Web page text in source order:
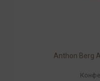
Anthon Berg